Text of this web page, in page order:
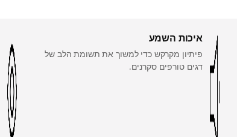
איכות השמע
פיתיון מקרקש כדי למשוך את תשומת הלב של
דגים טורפים סקרנים.